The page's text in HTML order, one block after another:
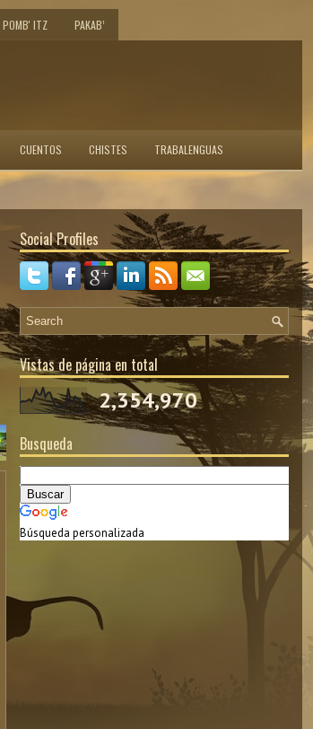
POMB' ITZ PAKAB’
CUENTOS CHISTES TRABALENGUAS
Social Profiles
Vistas de página en total
2,354,970
Busqueda
Búsqueda personalizada